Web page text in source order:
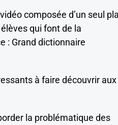
composée d’un seul
qui font de la
: Grand dictionnaire
à faire découvrir aux
la problématique des